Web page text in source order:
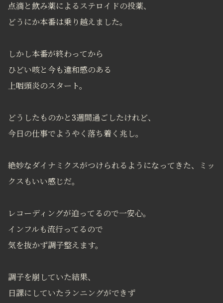
点滴と飲み薬によるステロイドの投薬、
どうにか本番は乗り越えました。
しかし本番が終わってから
ひどい咳と今も違和感のある
上咽頭炎のスタート。
どうしたものかと3週間過ごしたけれど、
今日の仕事でようやく落ち着く兆し。
絶妙なダイナミクスがつけられるようになってきた、ミッ
クスもいい感じだ。
レコーディングが迫ってるので一安心。
インフルも流行ってるので
気を抜かず調子整えます。
調子を崩していた結果、
日課にしていたランニングができず